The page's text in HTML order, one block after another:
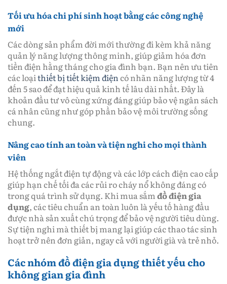
Tối ưu hóa chi phí sinh hoạt bằng các công nghệ
mới
Các dòng sản phẩm đời mới thường đi kèm khả năng
quản lý năng lượng thông minh, giúp giảm hóa đơn
tiền điện hằng tháng cho gia đình bạn. Bạn nên ưu tiên
các loạithiết bị tiết kiệm điệncó nhãn năng lượng từ 4
đến 5 sao để đạt hiệu quả kinh tế lâu dài nhất. Đây là
khoản đầu tư vô cùng xứng đáng giúp bảo vệ ngân sách
cá nhân cũng như góp phần bảo vệ môi trường sống
chung.
Nâng cao tính an toàn và tiện nghi cho mọi thành
viên
Hệ thống ngắt điện tự động và các lớp cách điện cao cấp
giúp hạn chế tối đa các rủi ro cháy nổ không đáng có
trong quá trình sử dụng. Khi mua sắm đồ điện gia
dụng, các tiêu chuẩn an toàn luôn là yếu tố hàng đầu
được nhà sản xuất chú trọng để bảo vệ người tiêu dùng.
Sự tiện nghi mà thiết bị mang lại giúp các thao tác sinh
hoạt trở nên đơn giản, ngay cả với người già và trẻ nhỏ.
Các nhóm đồ điện gia dụng thiết yếu cho
không gian gia đình